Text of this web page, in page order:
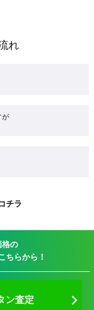
れ
が
チラ
格の
ちらから！
ン査定